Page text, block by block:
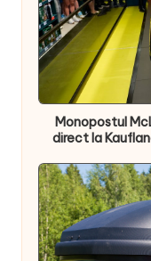
Monopostul
direct la